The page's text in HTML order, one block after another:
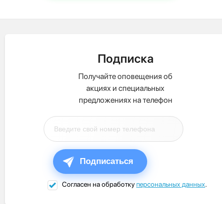
Подписка
Получайте оповещения об
акциях и специальных
предложениях на телефон
Подписаться
Согласен на обработкуперсональных данных.